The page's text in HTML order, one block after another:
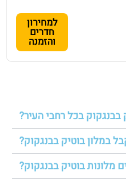
למחירון
חדרים
והזמנה
בכל רחבי העיר?
במלון בוטיק בבנגקוק?
מלונות בוטיק בבנגקוק?